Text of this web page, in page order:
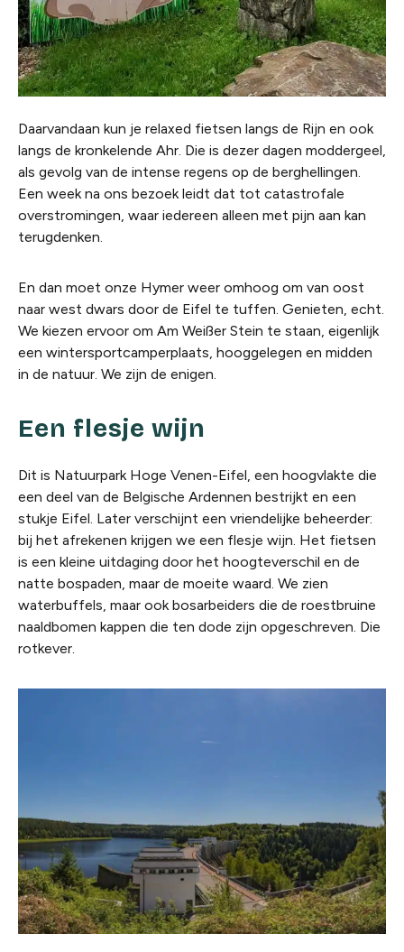
Daarvandaan kun je relaxed fietsen langs de Rijn en ook
langs de kronkelende Ahr. Die is dezer dagen moddergeel,
als gevolg van de intense regens op de berghellingen.
Een week na ons bezoek leidt dat tot catastrofale
overstromingen, waar iedereen alleen met pijn aan kan
terugdenken.
En dan moet onze Hymer weer omhoog om van oost
naar west dwars door de Eifel te tuffen. Genieten, echt.
We kiezen ervoor om Am Weißer Stein te staan, eigenlijk
een wintersportcamperplaats, hooggelegen en midden
in de natuur. We zijn de enigen.
Een flesje wijn
Dit is Natuurpark Hoge Venen-Eifel, een hoogvlakte die
een deel van de Belgische Ardennen bestrijkt en een
stukje Eifel. Later verschijnt een vriendelijke beheerder:
bij het afrekenen krijgen we een flesje wijn. Het fietsen
is een kleine uitdaging door het hoogteverschil en de
natte bospaden, maar de moeite waard. We zien
waterbuffels, maar ook bosarbeiders die de roestbruine
naaldbomen kappen die ten dode zijn opgeschreven. Die
rotkever.